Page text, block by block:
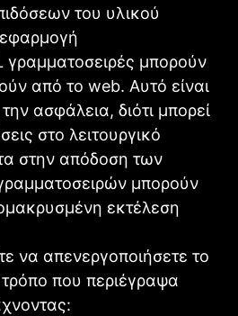
του υλικού
γραμματοσειρές μπορούν
από το web. Αυτό είναι
ασφάλεια, διότι μπορεί
στο λειτουργικό
στην απόδοση των
μπορούν
εκτέλεση
να απενεργοποιήσετε το
τρόπο που περιέγραψα